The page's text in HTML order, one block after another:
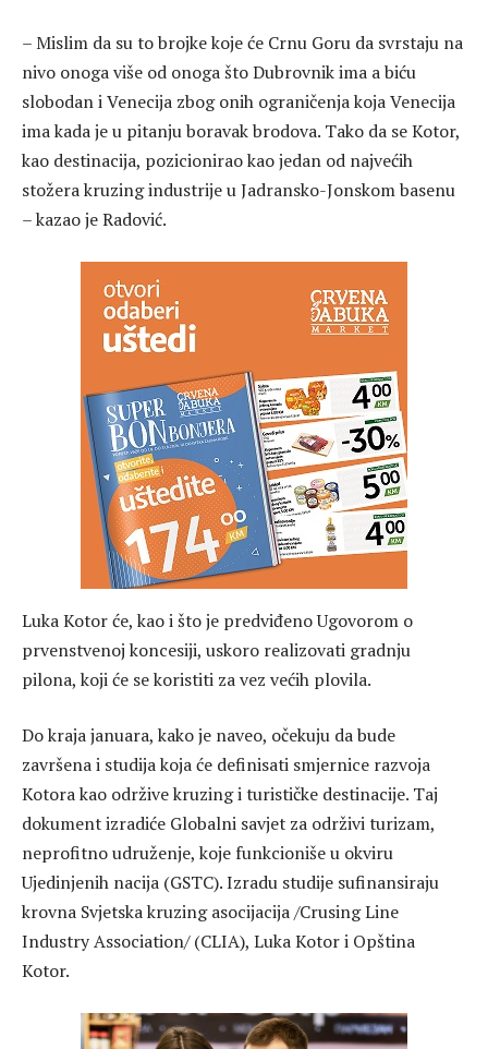
– Mislim da su to brojke koje će Crnu Goru da svrstaju na
nivo onoga više od onoga što Dubrovnik ima a biću
slobodan i Venecija zbog onih ograničenja koja Venecija
ima kada je u pitanju boravak brodova. Tako da se Kotor,
kao destinacija, pozicionirao kao jedan od najvećih
stožera kruzing industrije u Jadransko-Jonskom basenu
– kazao je Radović.
Luka Kotor će, kao i što je predviđeno Ugovorom o
prvenstvenoj koncesiji, uskoro realizovati gradnju
pilona, koji će se koristiti za vez većih plovila.
Do kraja januara, kako je naveo, očekuju da bude
završena i studija koja će definisati smjernice razvoja
Kotora kao održive kruzing i turističke destinacije. Taj
dokument izradiće Globalni savjet za održivi turizam,
neprofitno udruženje, koje funkcioniše u okviru
Ujedinjenih nacija (GSTC). Izradu studije sufinansiraju
krovna Svjetska kruzing asocijacija /Crusing Line
Industry Association/ (CLIA), Luka Kotor i Opština
Kotor.